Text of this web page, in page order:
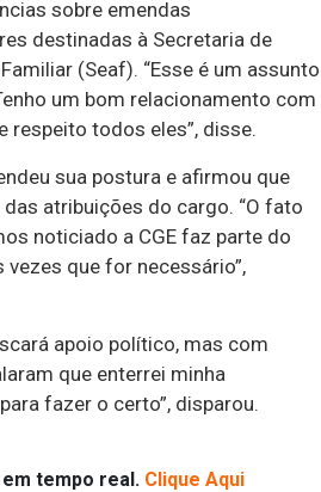
sobre emendas
destinadas à Secretaria de
(Seaf). “Esse é um assunto
um bom relacionamento com
respeito todos eles”, disse.
sua postura e afirmou que
atribuições do cargo. “O fato
noticiado a CGE faz parte do
que for necessário”,
apoio político, mas com
que enterrei minha
fazer o certo”, disparou.
tempo real. Clique Aqui